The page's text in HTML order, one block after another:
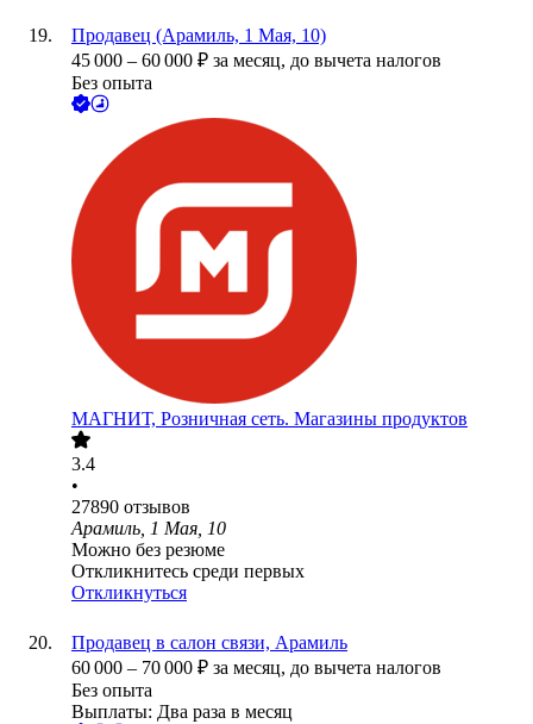
Продавец (Арамиль, 1 Мая, 10)
45 000 – 60 000 ₽ за месяц, до вычета налогов
Без опыта
МАГНИТ, Розничная сеть. Магазины продуктов
3.4
•
27890 отзывов
Арамиль, 1 Мая, 10
Можно без резюме
Откликнитесь среди первых
Откликнуться
Продавец в салон связи, Арамиль
60 000 – 70 000 ₽ за месяц, до вычета налогов
Без опыта
Выплаты: Два раза в месяц